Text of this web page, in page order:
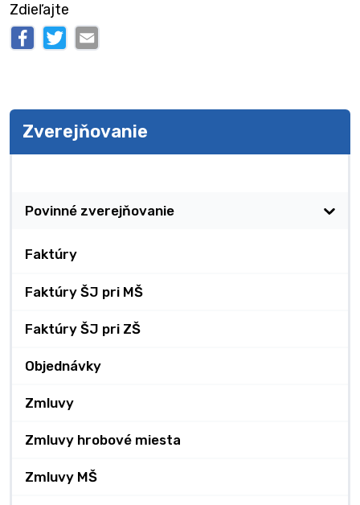
Zdieľajte
Zverejňovanie
Povinné zverejňovanie
Faktúry
Faktúry ŠJ pri MŠ
Faktúry ŠJ pri ZŠ
Objednávky
Zmluvy
Zmluvy hrobové miesta
Zmluvy MŠ